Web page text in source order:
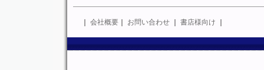
会社概要 お問い合わせ 書店様向け